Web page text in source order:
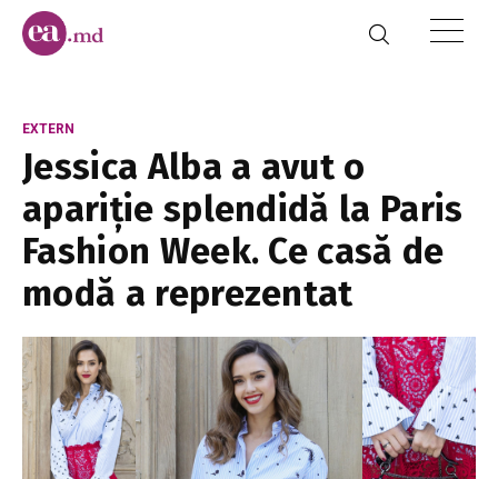
EXTERN
Jessica Alba a avut o
apariție splendidă la Paris
Fashion Week. Ce casă de
modă a reprezentat